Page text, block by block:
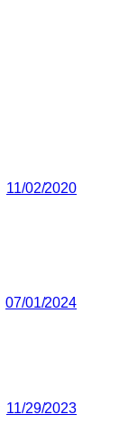
11/02/2020
07/01/2024
11/29/2023